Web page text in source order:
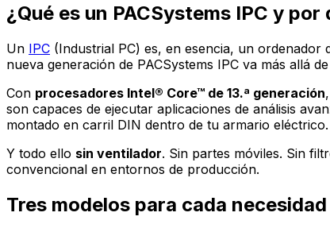
¿Qué es un PACSystems IPC y
Un IPC (Industrial PC) es, en esencia, un
nueva generación de PACSystems IPC va más allá
Con procesadores Intel® Core™ de 13.ª generación
son capaces de ejecutar aplicaciones de análisis
montado en carril DIN dentro de tu armario eléctrico.
Y todo ello sin ventilador. Sin partes móviles. Sin
convencional en entornos de producción.
Tres modelos para cada necesidad